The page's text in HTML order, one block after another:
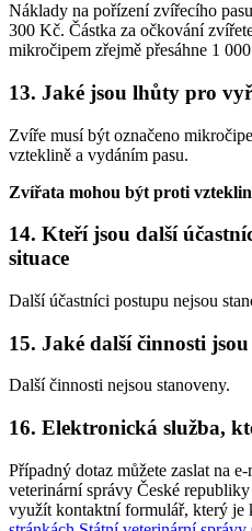
Náklady na pořízení zvířecího
300 Kč. Částka za očkování
mikročipem zřejmě přesáhne 1
13. Jaké jsou lhůty pro
Zvíře musí být označeno
vzteklině a vydáním pasu.
Zvířata mohou být proti
14. Kteří jsou další
situace
Další účastníci postupu nejsou
15. Jaké další činnosti
Další činnosti nejsou stanoveny.
16. Elektronická služba,
Případný dotaz můžete zaslat na
veterinární správy České
využít kontaktní formulář, který je